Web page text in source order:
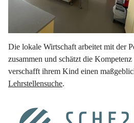
Die lokale Wirtschaft arbeitet mit der
zusammen und schätzt die
verschafft ihrem Kind einen
Lehrstellensuche.